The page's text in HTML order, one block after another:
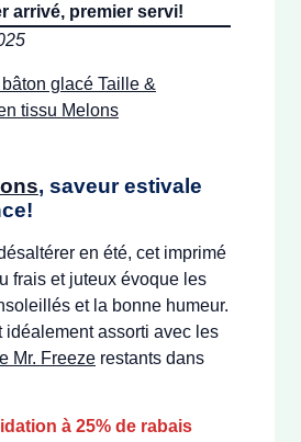
arrivé, premier servi!
, saveur estivale
en été, cet imprimé
frais et juteux évoque les
et la bonne humeur.
idéalement assorti avec les
Mr. Freeze restants dans
à 25% de rabais